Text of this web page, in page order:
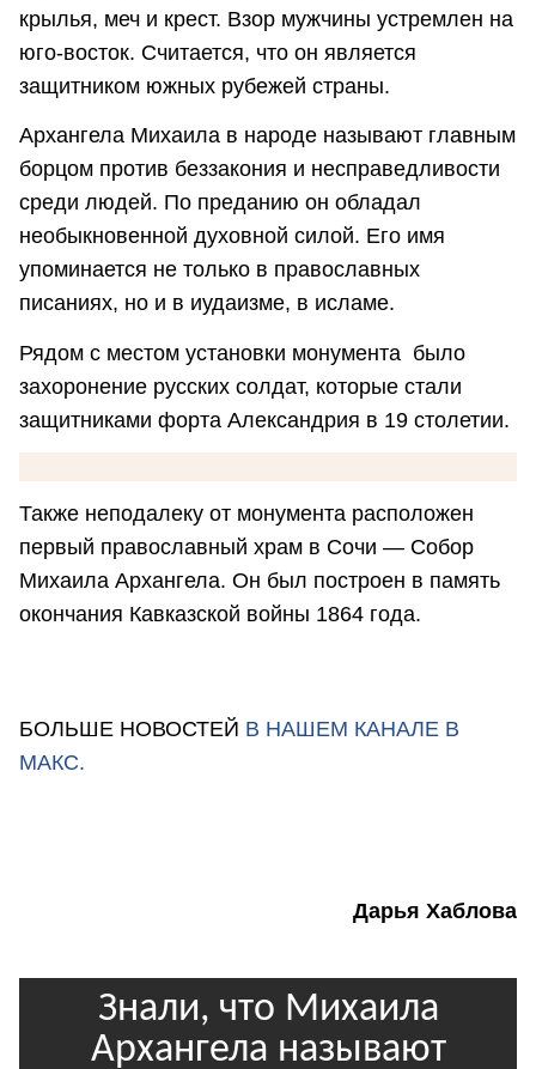
крылья, меч и крест. Взор мужчины устремлен на
юго-восток. Считается, что он является
защитником южных рубежей страны.
Архангела Михаила в народе называют главным
борцом против беззакония и несправедливости
среди людей. По преданию он обладал
необыкновенной духовной силой. Его имя
упоминается не только в православных
писаниях, но и в иудаизме, в исламе.
Рядом с местом установки монумента было
захоронение русских солдат, которые стали
защитниками форта Александрия в 19 столетии.
Также неподалеку от монумента расположен
первый православный храм в Сочи — Собор
Михаила Архангела. Он был построен в память
окончания Кавказской войны 1864 года.
БОЛЬШЕ НОВОСТЕЙ В НАШЕМ КАНАЛЕ В
МАКС.
Дарья Хаблова